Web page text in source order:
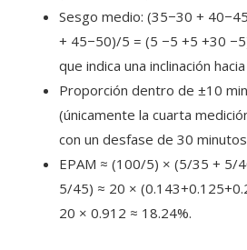
Sesgo medio: (35−30 +
+ 45−50)/5 = (5 −5 +5 +30
que indica una inclinación
Proporción dentro de ±10
(únicamente la cuarta
con un desfase de 30
EPAM ≈ (100/5) × (5/35 + 5/
5/45) ≈ 20 ×
20 × 0.912 ≈ 18.24%.